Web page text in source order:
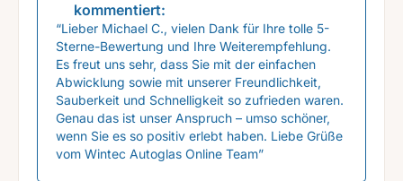
kommentiert:
“Lieber Michael C., vielen Dank für Ihre tolle 5-
Sterne-Bewertung und Ihre Weiterempfehlung.
Es freut uns sehr, dass Sie mit der einfachen
Abwicklung sowie mit unserer Freundlichkeit,
Sauberkeit und Schnelligkeit so zufrieden waren.
Genau das ist unser Anspruch – umso schöner,
wenn Sie es so positiv erlebt haben. Liebe Grüße
vom Wintec Autoglas Online Team”